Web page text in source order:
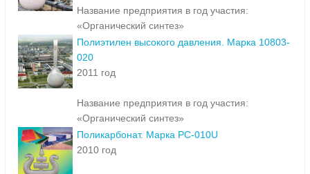
Название предприятия в год участия:
«Органический синтез»
Полиэтилен высокого давления. Марка 10803-
020
2011 год
Название предприятия в год участия:
«Органический синтез»
Поликарбонат. Марка PC-010U
2010 год